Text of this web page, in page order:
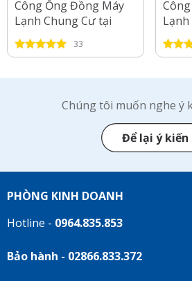
Công Ống Đồng Máy
Lạnh Chung Cư tại
Long An-2026
33
Bình
Chúng tôi muốn nghe ý
Để lại ý kiến
PHÒNG KINH DOANH
Hotline - 0964.835.853
Bảo hành - 02866.833.372